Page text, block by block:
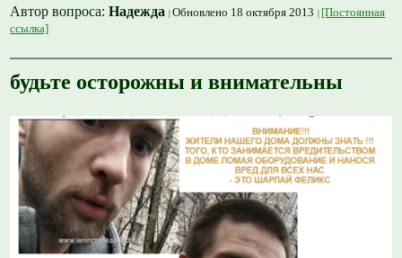
Автор вопроса:Надежда Обновлено 18 октября 2013
[Постоянная
ссылка]
будьте осторожны и внимательны